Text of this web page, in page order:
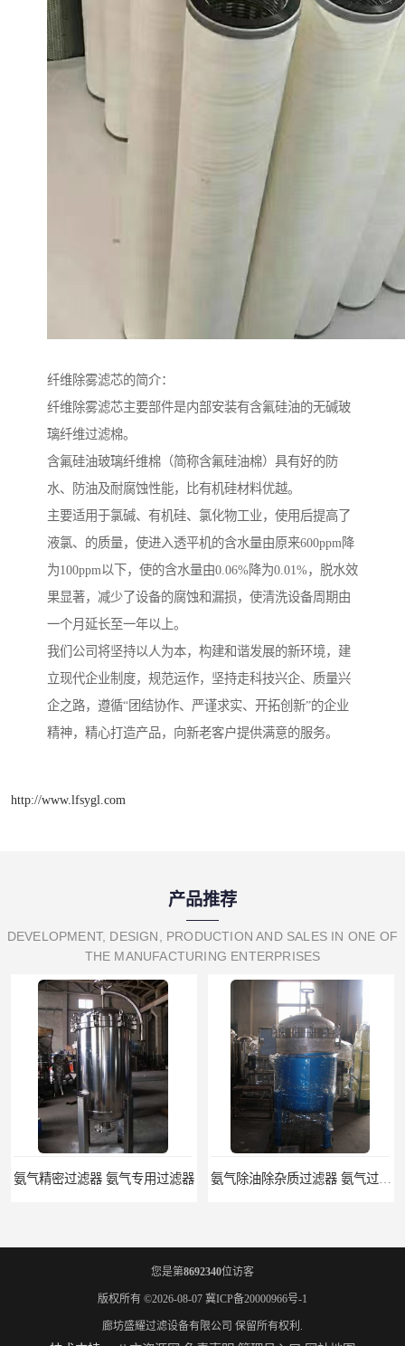
纤维除雾滤芯的简介：
纤维除雾滤芯主要部件是内部安装有含氟硅油的无碱玻
璃纤维过滤棉。
含氟硅油玻璃纤维棉（简称含氟硅油棉）具有好的防
水、防油及耐腐蚀性能，比有机硅材料优越。
主要适用于氯碱、有机硅、氯化物工业，使用后提高了
液氯、的质量，使进入透平机的含水量由原来600ppm降
为100ppm以下，使的含水量由0.06%降为0.01%，脱水效
果显著，减少了设备的腐蚀和漏损，使清洗设备周期由
一个月延长至一年以上。
我们公司将坚持以人为本，构建和谐发展的新环境，建
立现代企业制度，规范运作，坚持走科技兴企、质量兴
企之路，遵循“团结协作、严谨求实、开拓创新”的企业
精神，精心打造产品，向新老客户提供满意的服务。
http://www.lfsygl.com
产品推荐
DEVELOPMENT, DESIGN, PRODUCTION AND SALES IN ONE OF
THE MANUFACTURING ENTERPRISES
氨气精密过滤器 氨气专用过滤器 氨气除油除杂质过滤器 氨气过滤器生产厂家
您是第8692340位访客
版权所有 ©2026-08-07 冀ICP备20000966号-1
廊坊盛耀过滤设备有限公司 保留所有权利.